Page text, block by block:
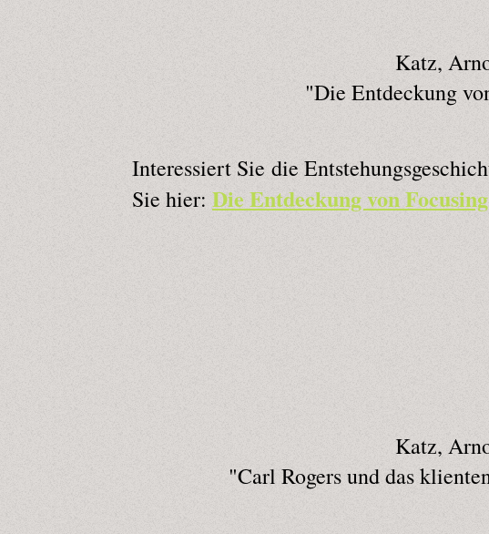
Katz,
"Die Entdeckung
Interessiert Sie die
Sie hier: Die Entdeckung von Focusing
Katz,
"Carl Rogers und das